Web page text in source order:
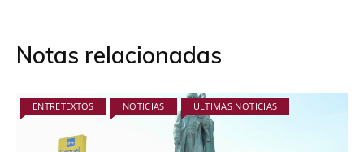
Notas relacionadas
ENTRETEXTOS NOTICIAS ÚLTIMAS NOTICIAS